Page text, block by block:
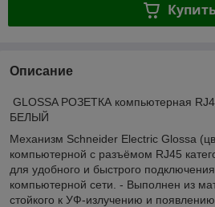
Описание
GLOSSA РОЗЕТКА компьютерная
БЕЛЫЙ
Механизм Schneider Electric Glossa
компьютерной с разъёмом RJ45
для удобного и быстрого
компьютерной сети. - Выполнен из
стойкого к УФ-излучению и